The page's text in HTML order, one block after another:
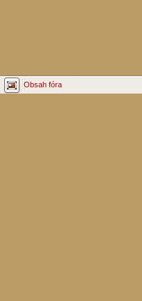
Obsah fóra